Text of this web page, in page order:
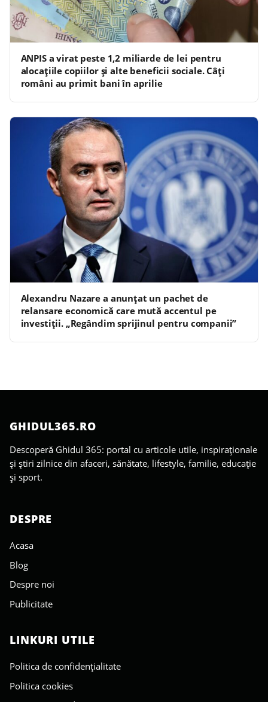
ANPIS a virat peste 1,2 miliarde de lei pentru
alocațiile copiilor și alte beneficii sociale. Câți
români au primit bani în aprilie
Alexandru Nazare a anunțat un pachet de
relansare economică care mută accentul pe
investiții. „Regândim sprijinul pentru companii”
GHIDUL365.RO
Descoperă Ghidul 365: portal cu articole utile, inspiraționale
și știri zilnice din afaceri, sănătate, lifestyle, familie, educație
și sport.
DESPRE
Acasa
Blog
Despre noi
Publicitate
LINKURI UTILE
Politica de confidențialitate
Politica cookies